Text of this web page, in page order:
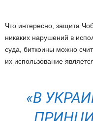
Что интересно, защита
никаких нарушений в
суда, биткоины можно
их использование
«В